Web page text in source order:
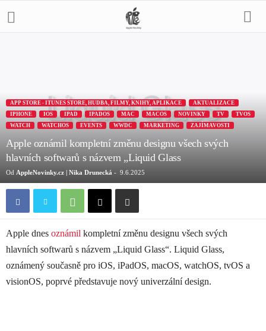
APP STORE - ITUNES STORE, HUDBA, FILMY, KNIHY, APLIKACE
AKTUALIZACE
IPHONE
IOS IPAD IPADOS MAC MACOS NOVINKY TV
TVOS
WATCH
WATCHOS EVENTS WWDC MARKETING ZAJÍMAVOSTI
Apple oznámil kompletní změnu designu všech svých
hlavních softwarů s názvem „Liquid Glass
Od AppleNovinky.cz | Nika Drunecká - 9.6.2025
Apple dnes oznámil kompletní změnu designu všech svých
hlavních softwarů s názvem „Liquid Glass“. Liquid Glass,
oznámený současně pro iOS, iPadOS, macOS, watchOS, tvOS a
visionOS, poprvé představuje nový univerzální design.